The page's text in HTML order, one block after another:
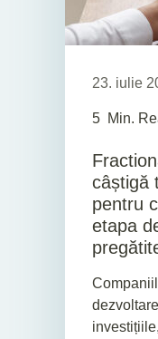
23. iulie
5 Min.
câștigă
pentru
etapa